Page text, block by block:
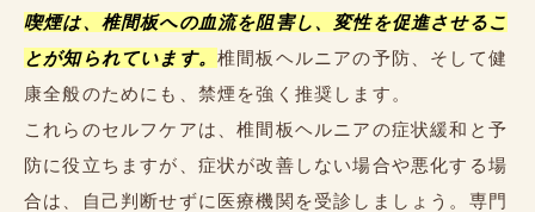
喫煙は、椎間板への血流を阻害し、変性を促進させるこ
とが知られています。 椎間板ヘルニアの予防、そして健
康全般のためにも、禁煙を強く推奨します。
これらのセルフケアは、椎間板ヘルニアの症状緩和と予
防に役立ちますが、症状が改善しない場合や悪化する場
合は、自己判断せずに医療機関を受診しましょう。専門